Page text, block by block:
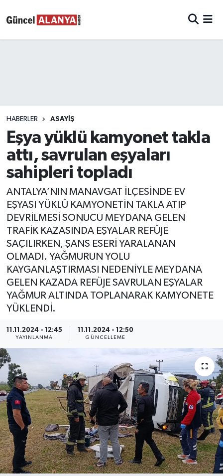
HABERLER ASAYIŞ
Eşya yüklü kamyonet takla
attı, savrulan eşyaları
sahipleri topladı
ANTALYA’NIN MANAVGAT İLÇESİNDE EV
EŞYASI YÜKLÜ KAMYONETİN TAKLA ATIP
DEVRİLMESİ SONUCU MEYDANA GELEN
TRAFİK KAZASINDA EŞYALAR REFÜJE
SAÇILIRKEN, ŞANS ESERİ YARALANAN
OLMADI. YAĞMURUN YOLU
KAYGANLAŞTIRMASI NEDENİYLE MEYDANA
GELEN KAZADA REFÜJE SAVRULAN EŞYALAR
YAĞMUR ALTINDA TOPLANARAK KAMYONETE
YÜKLENDİ.
11.11.2024 - 12:45
YAYINLANMA
11.11.2024 - 12:50
GÜNCELLEME